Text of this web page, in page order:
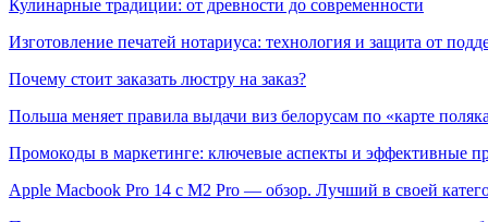
Кулинарные традиции: от древности до современности
Изготовление печатей нотариуса: технология и защита от
Почему стоит заказать люстру на заказ?
Польша меняет правила выдачи виз белорусам по «карте
Промокоды в маркетинге: ключевые аспекты и эффективные
Apple Macbook Pro 14 с M2 Pro — обзор. Лучший в своей